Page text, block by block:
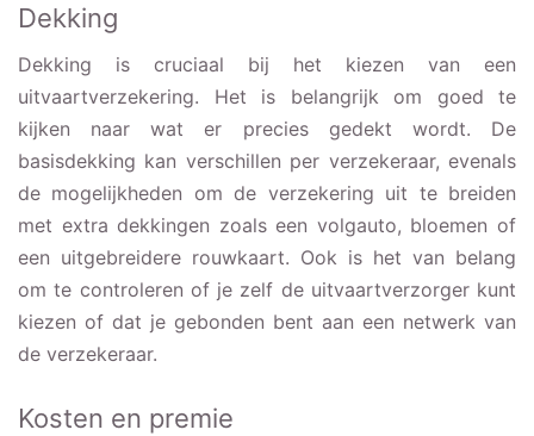
Dekking
Dekking is cruciaal bij het kiezen van een
uitvaartverzekering. Het is belangrijk om goed te
kijken naar wat er precies gedekt wordt. De
basisdekking kan verschillen per verzekeraar, evenals
de mogelijkheden om de verzekering uit te breiden
met extra dekkingen zoals een volgauto, bloemen of
een uitgebreidere rouwkaart. Ook is het van belang
om te controleren of je zelf de uitvaartverzorger kunt
kiezen of dat je gebonden bent aan een netwerk van
de verzekeraar.
Kosten en premie